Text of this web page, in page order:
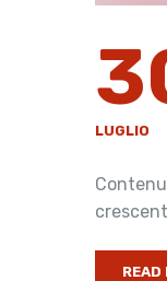
LUGLIO
READ